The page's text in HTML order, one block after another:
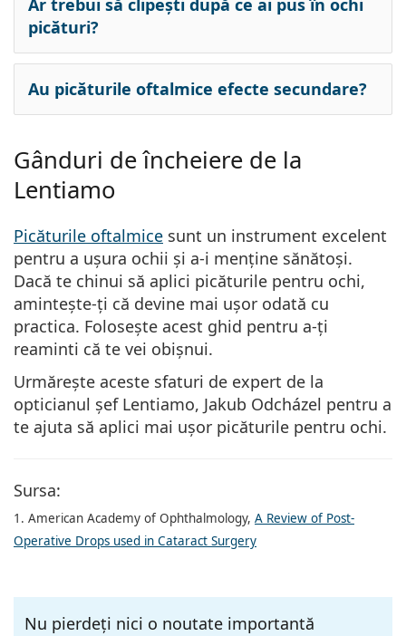
Ar trebui să clipești după ce ai pus în ochi
picături?
Au picăturile oftalmice efecte secundare?
Gânduri de încheiere de la
Lentiamo
Picăturile oftalmice sunt un instrument excelent
pentru a ușura ochii și a-i menține sănătoși.
Dacă te chinui să aplici picăturile pentru ochi,
amintește-ți că devine mai ușor odată cu
practica. Folosește acest ghid pentru a-ți
reaminti că te vei obișnui.
Urmărește aceste sfaturi de expert de la
opticianul șef Lentiamo, Jakub Odcházel pentru a
te ajuta să aplici mai ușor picăturile pentru ochi.
Sursa:
1. American Academy of Ophthalmology, A Review of Post-
Operative Drops used in Cataract Surgery
Nu pierdeți nici o noutate importantă